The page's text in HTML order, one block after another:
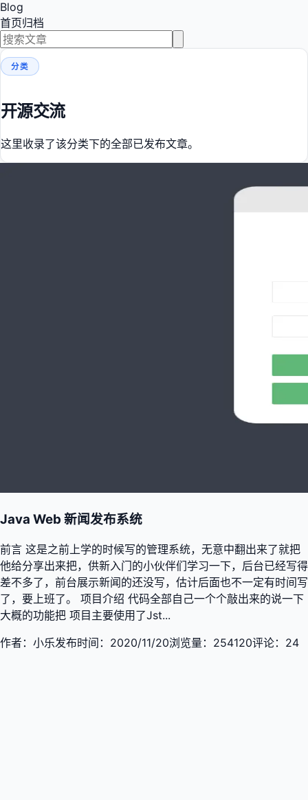
Blog
首页归档
分类
开源交流
这里收录了该分类下的全部已发布文章。
Java Web 新闻发布系统
前言 这是之前上学的时候写的管理系统，无意中翻出来了就把
他给分享出来把，供新入门的小伙伴们学习一下，后台已经写得
差不多了，前台展示新闻的还没写，估计后面也不一定有时间写
了，要上班了。 项目介绍 代码全部自己一个个敲出来的说一下
大概的功能把 项目主要使用了Jst...
作者： 小乐发布时间： 2020/11/20浏览量： 254120评论： 24